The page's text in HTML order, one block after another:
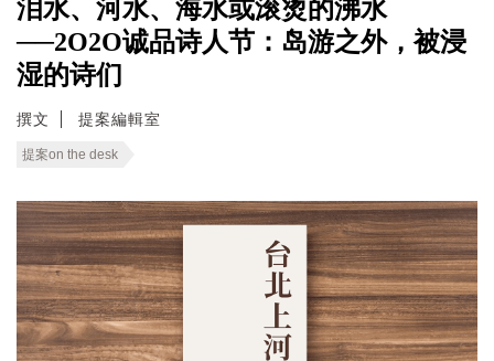
泪水、河水、海水或滚烫的沸水
──2O2O诚品诗人节：岛游之外，被浸
湿的诗们
撰文 提案編輯室
提案on the desk